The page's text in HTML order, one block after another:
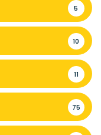
5
10
11
75